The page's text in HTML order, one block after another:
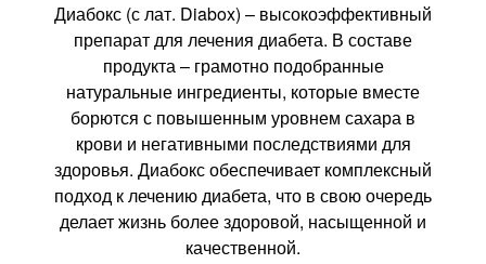
Диабокс (с лат. Diabox) – высокоэффективный
препарат для лечения диабета. В составе
продукта – грамотно подобранные
натуральные ингредиенты, которые вместе
борются с повышенным уровнем сахара в
крови и негативными последствиями для
здоровья. Диабокс обеспечивает комплексный
подход к лечению диабета, что в свою очередь
делает жизнь более здоровой, насыщенной и
качественной.